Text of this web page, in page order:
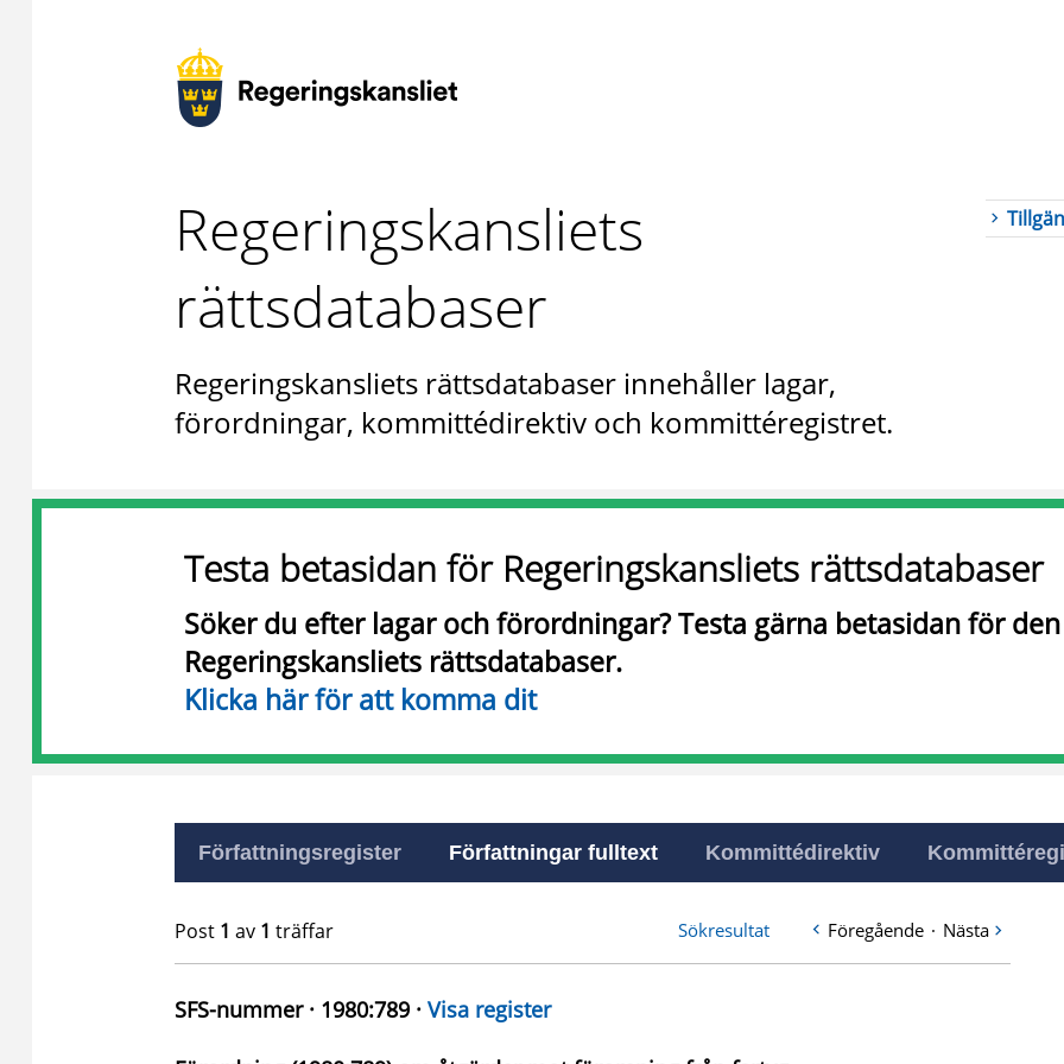
Regeringskansliets
rättsdatabaser
Regeringskansliets rättsdatabaser innehåller lagar,
förordningar, kommittédirektiv och kommittéregistret.
Testa betasidan för Regeringskansliets rättsdatabaser
Söker du efter lagar och förordningar? Testa gärna betasidan för
Regeringskansliets rättsdatabaser.
Klicka här för att komma dit
Författningsregister Författningar fulltext Kommittédirektiv
Post 1 av 1 träffar Sökresultat Föregående · Nästa
SFS-nummer · 1980:789 · Visa register